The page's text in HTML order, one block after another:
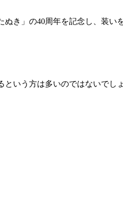
き」の40周年を記念し、装い
いう方は多いのではないでし